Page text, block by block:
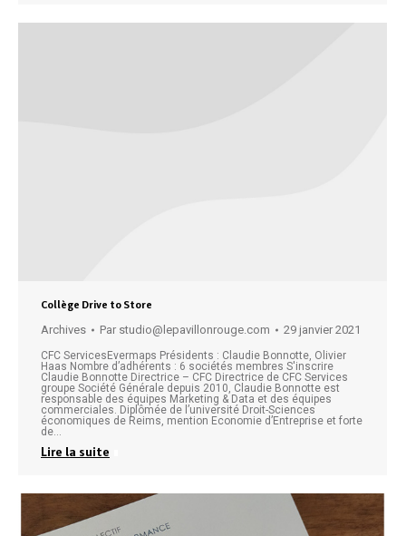
Collège Drive to Store
Archives Par studio@lepavillonrouge.com 29 janvier 2021
CFC ServicesEvermaps Présidents : Claudie Bonnotte, Olivier
Haas Nombre d’adhérents : 6 sociétés membres S'inscrire
Claudie Bonnotte Directrice – CFC Directrice de CFC Services
groupe Société Générale depuis 2010, Claudie Bonnotte est
responsable des équipes Marketing & Data et des équipes
commerciales. Diplômée de l’université Droit-Sciences
économiques de Reims, mention Economie d’Entreprise et forte
de…
Lire la suite